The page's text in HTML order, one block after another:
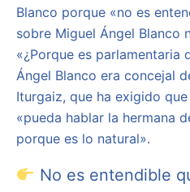
Blanco porque «no es
sobre Miguel Ángel Blanco
«¿Porque es parlamentaria
Ángel Blanco era concejal
Iturgaiz, que ha exigido
«pueda hablar la hermana
porque es lo natural».
No es entendible